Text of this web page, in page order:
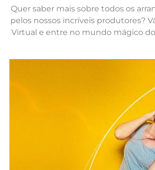
Quer saber mais sobre todos os
pelos nossos incríveis produtores?
Virtual e entre no mundo mágico do